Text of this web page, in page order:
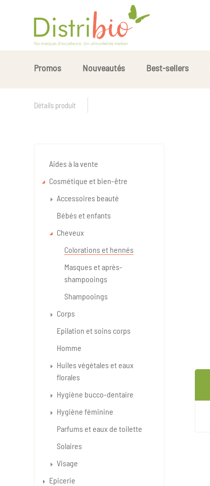
Promos Nouveautés Best-sellers
Détails produit
Aides à la vente
Cosmétique et bien-être
Accessoires beauté
Bébés et enfants
Cheveux
Colorations et hennés
Masques et après-
shampooings
Shampooings
Corps
Epilation et soins corps
Homme
Huiles végétales et eaux
florales
Hygiène bucco-dentaire
Hygiène féminine
Parfums et eaux de toilette
Solaires
Visage
Epicerie